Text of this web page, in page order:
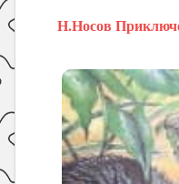
Н.Носов